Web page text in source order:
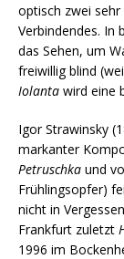
optisch zwei
Verbindendes. In
das Sehen, um
freiwillig blind
Iolanta wird eine
Igor Strawinsky
markanter
Petruschka und
Frühlingsopfer)
nicht in
Frankfurt zuletzt
1996 im